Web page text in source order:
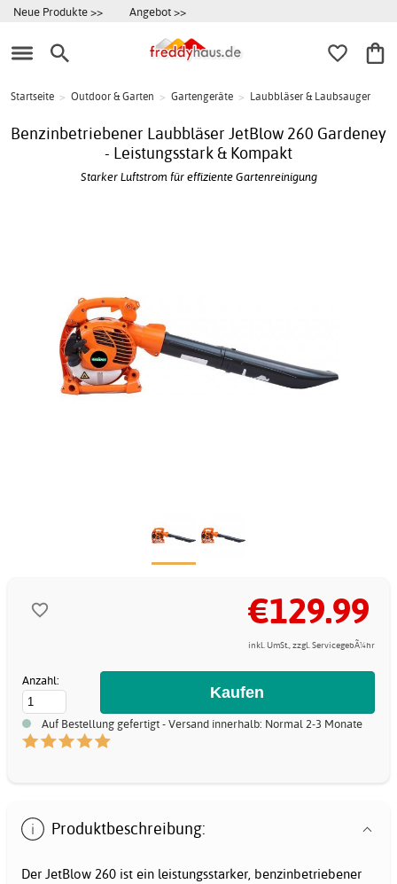
Neue Produkte >> Angebot >>
Startseite > Outdoor & Garten > Gartengeräte > Laubbläser & Laubsauger
Benzinbetriebener Laubbläser JetBlow 260 Gardeney
- Leistungsstark & Kompakt
Starker Luftstrom für effiziente Gartenreinigung
€129.99
inkl. UmSt., zzgl. ServicegebÃ¼hr
Anzahl:
Auf Bestellung gefertigt - Versand innerhalb: Normal 2-3 Monate
Produktbeschreibung:
Der JetBlow 260 ist ein leistungsstarker, benzinbetriebener